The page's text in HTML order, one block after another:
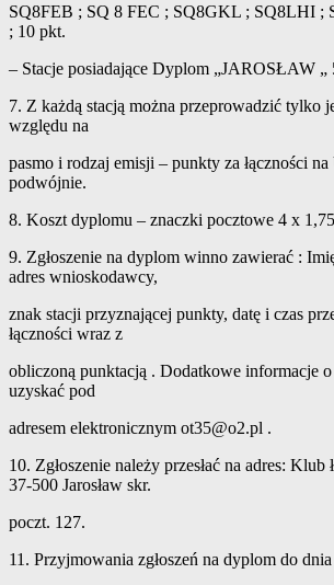
SQ8FEB ; SQ 8 FEC ; SQ8GKL ; SQ8LHI ;
; 10 pkt.
– Stacje posiadające Dyplom „JAROSŁAW „
7. Z każdą stacją można przeprowadzić tylko
względu na
pasmo i rodzaj emisji – punkty za łączności
podwójnie.
8. Koszt dyplomu – znaczki pocztowe 4 x 1,75
9. Zgłoszenie na dyplom winno zawierać :
adres wnioskodawcy,
znak stacji przyznającej punkty, datę i czas
łączności wraz z
obliczoną punktacją . Dodatkowe informacje
uzyskać pod
adresem elektronicznym ot35@o2.pl .
10. Zgłoszenie należy przesłać na adres: Klub
37-500 Jarosław skr.
poczt. 127.
11. Przyjmowania zgłoszeń na dyplom do